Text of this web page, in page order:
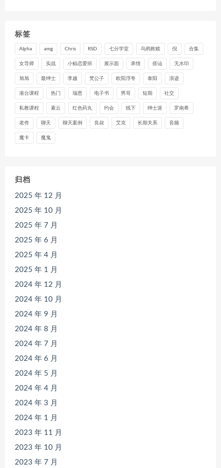
标签
Alpha amg Chris RSD 七分学堂 乌鸦救赎 倪 合集
女导师 实战 小鲸恋爱班 展示面 承情 搭讪 无水印
旭旭 最绅士 李越 梵公子 欧阳浮夸 泰阳 浪迹
港台课程 热门 瑞恩 电子书 男哥 短期 社交
私教课程 素云 红色药丸 约会 线下 绅士派 罗南希
老佟 聊天 聊天案例 良叔 艾克 长期关系 音频
魔卡 魔鬼
归档
2025 年 12 月
2025 年 10 月
2025 年 7 月
2025 年 6 月
2025 年 4 月
2025 年 1 月
2024 年 12 月
2024 年 10 月
2024 年 9 月
2024 年 8 月
2024 年 7 月
2024 年 6 月
2024 年 5 月
2024 年 4 月
2024 年 3 月
2024 年 1 月
2023 年 11 月
2023 年 10 月
2023 年 7 月